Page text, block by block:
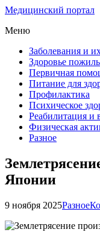
Медицинский портал
Меню
Заболевания и
Здоровье
Первичная
Питание для
Профилактика
Психическое
Реабилитация и
Физическая
Разное
Японии
9 ноября 2025Разное